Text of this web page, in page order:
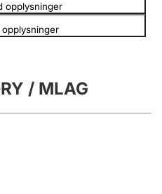
opplysninger
opplysninger
/ MLAG